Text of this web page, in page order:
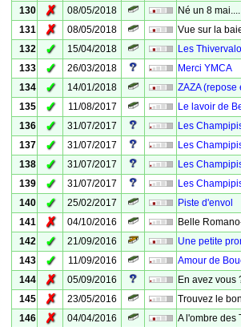
130
✗ 08/05/2018
Né un 8
131
✗ 08/05/2018
Vue sur la
132
✓ 15/04/2018
Les
133
✓ 26/03/2018
Merci YMCA
134
✓ 14/01/2018
ZAZA (repose
135
✓ 11/08/2017
Le lavoir de
136
✓ 31/07/2017
Les
137
✓ 31/07/2017
Les
138
✓ 31/07/2017
Les
139
✓ 31/07/2017
Les
140
✓ 25/02/2017
Piste d'envol
141
✗ 04/10/2016
Belle
142
✓ 21/09/2016
Une petite
143
✓ 11/09/2016
Amour de
144
✗ 05/09/2016
En avez vous
145
✗ 23/05/2016
Trouvez le
146
✗ 04/04/2016
A l'ombre des